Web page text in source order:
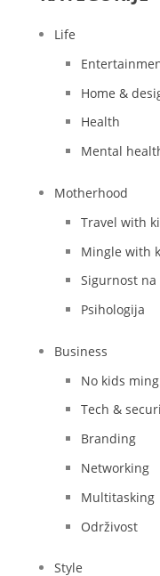
Life
Home &
Health
Mental
Motherhood
Travel with
Mingle with
Sigurnost
Psihologija
Business
No kids
Tech &
Branding
Networking
Multitasking
Održivost
Style